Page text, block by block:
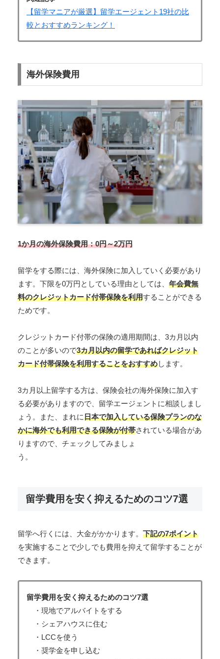
【留学マニアが厳選】留学エージェント19社の比
較とおすすめランキング！
海外保険費用
1か月の海外保険費用：0円～2万円
留学をする際には、海外保険に加入していく必要があり
ます。下限を0万円としている理由としては、 年会費無
料のクレジットカード付帯保険を利用することができる
ためです。
クレジットカード付帯の保険の適用期間は、3カ月以内
のことが多いので3カ月以内の留学であればクレジット
カード付帯保険を利用することをおすすめします。
3カ月以上留学する方は、保険会社の海外保険に加入す
る必要がありますので、留学エージェントに相談しまし
ょう。また、まれに日本で加入している保険プランのな
かに海外でも利用できる保険が付帯されている場合があ
りますので、チェックしてみましょ
う。
留学費用を安く抑えるためのコツ7選
留学へ行くには、大金がかかります。 下記の7ポイント
を実施することで少しでも費用を抑えて留学することが
できます。
留学費用を安く抑えるためのコツ7選
・現地でアルバイトをする
・シェアハウスに住む
・LCCを使う
・奨学金を申し込む